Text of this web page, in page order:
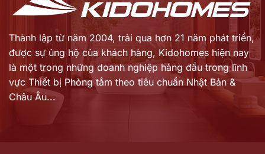
Thành lập từ năm 2004, trải qua hơn 21 năm phát triển,
được sự ủng hộ của khách hàng, Kidohomes hiện nay
là một trong những doanh nghiệp hàng đầu trong lĩnh
vực Thiết bị Phòng tắm theo tiêu chuẩn Nhật Bản &
Châu Âu...